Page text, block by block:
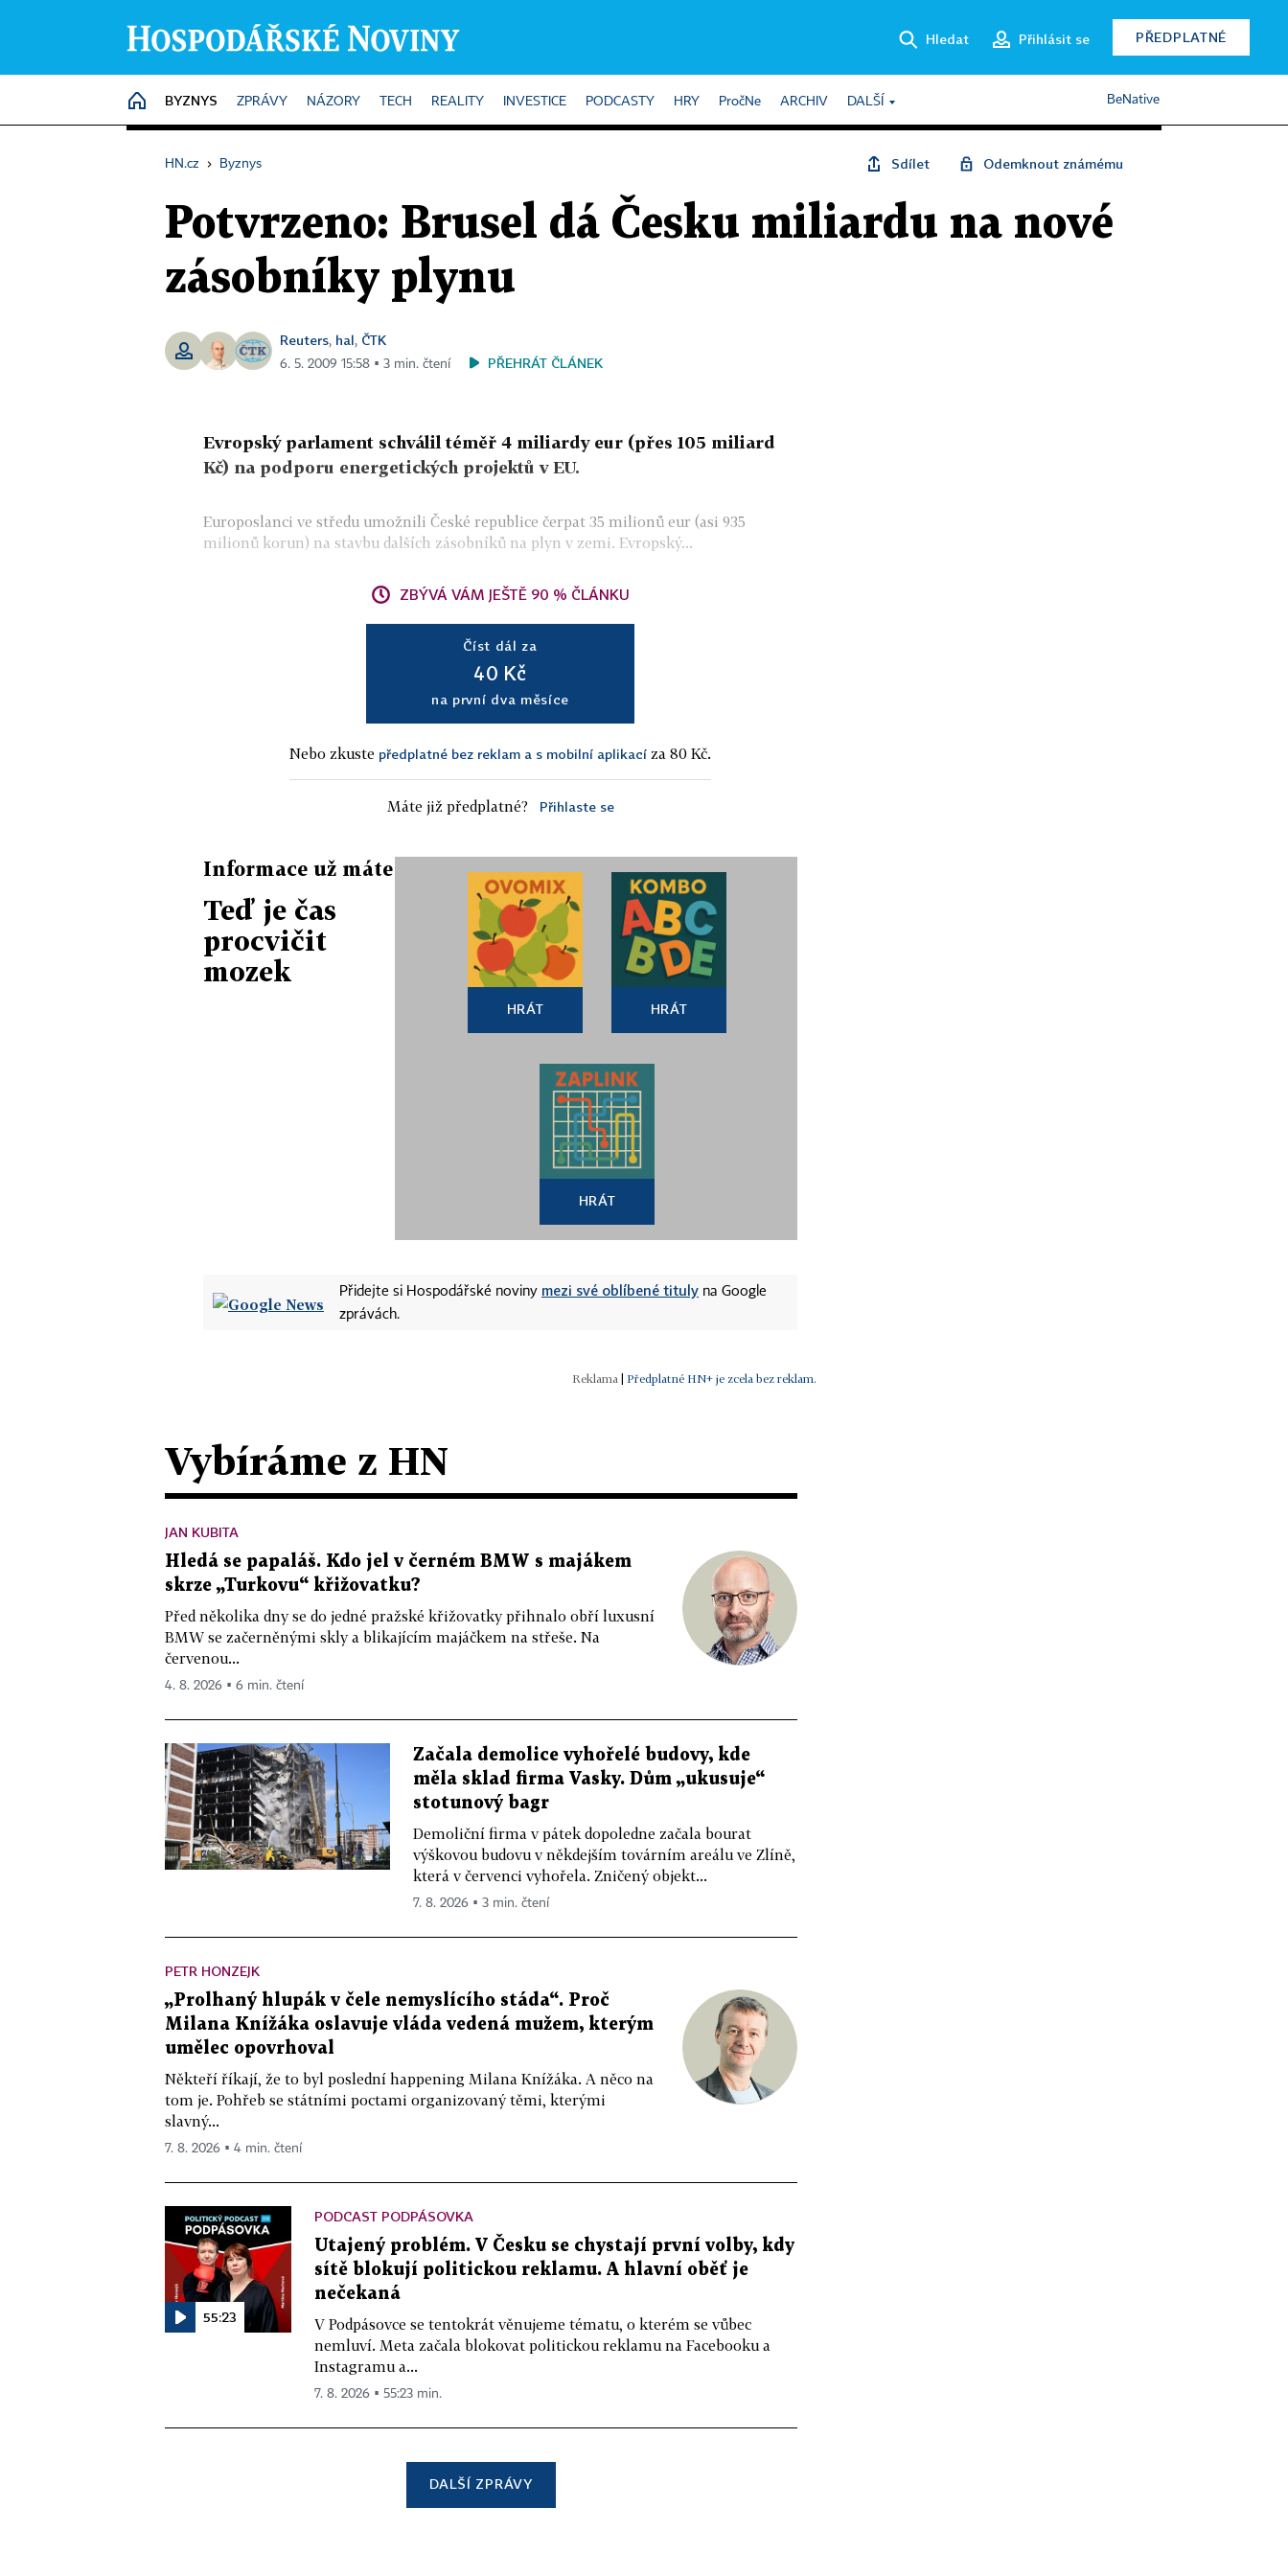
Hledat Přihlásit se PŘEDPLATNÉ
HOME
BYZNYS ZPRÁVY NÁZORY TECH REALITY INVESTICE PODCASTY HRY PročNe ARCHIV DALŠÍ BeNative
HN.cz › Byznys Sdílet Odemknout známému
Potvrzeno: Brusel dá Česku miliardu na nové
zásobníky plynu
Reuters, hal, ČTK
6. 5. 2009 15:58 ▪ 3 min. čtení PŘEHRÁT ČLÁNEK
Evropský parlament schválil téměř 4 miliardy eur (přes 105 miliard
Kč) na podporu energetických projektů v EU.
Europoslanci ve středu umožnili České republice čerpat 35 milionů eur (asi 935
milionů korun) na stavbu dalších zásobníků na plyn v zemi. Evropský...
ZBÝVÁ VÁM JEŠTĚ 90 % ČLÁNKU
Číst dál za
40 Kč
na první dva měsíce
Nebo zkuste předplatné bez reklam a s mobilní aplikací za 80 Kč.
Máte již předplatné? Přihlaste se
Informace už máte
Teď je čas
procvičit
mozek
HRÁT HRÁT
HRÁT
Přidejte si Hospodářské noviny mezi své oblíbené tituly na Google
zprávách.
Předplatné HN+ je zcela bez reklam.
Vybíráme z HN
JAN KUBITA
Hledá se papaláš. Kdo jel v černém BMW s majákem
skrze „Turkovu“ křižovatku?
Před několika dny se do jedné pražské křižovatky přihnalo obří luxusní
BMW se začerněnými skly a blikajícím majáčkem na střeše. Na
červenou...
4. 8. 2026 ▪ 6 min. čtení
Začala demolice vyhořelé budovy, kde
měla sklad firma Vasky. Dům „ukusuje“
stotunový bagr
Demoliční firma v pátek dopoledne začala bourat
výškovou budovu v někdejším továrním areálu ve Zlíně,
která v červenci vyhořela. Zničený objekt...
7. 8. 2026 ▪ 3 min. čtení
PETR HONZEJK
„Prolhaný hlupák v čele nemyslícího stáda“. Proč
Milana Knížáka oslavuje vláda vedená mužem, kterým
umělec opovrhoval
Někteří říkají, že to byl poslední happening Milana Knížáka. A něco na
tom je. Pohřeb se státními poctami organizovaný těmi, kterými
slavný...
7. 8. 2026 ▪ 4 min. čtení
55:23
PODCAST PODPÁSOVKA
Utajený problém. V Česku se chystají první volby, kdy
sítě blokují politickou reklamu. A hlavní oběť je
nečekaná
V Podpásovce se tentokrát věnujeme tématu, o kterém se vůbec
nemluví. Meta začala blokovat politickou reklamu na Facebooku a
Instagramu a...
7. 8. 2026 ▪ 55:23 min.
DALŠÍ ZPRÁVY